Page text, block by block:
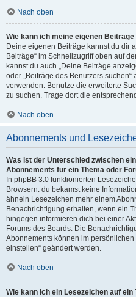
Nach oben
Wie kann ich meine eigenen
Deine eigenen Beiträge kannst du dir
Beiträge“ im Schnellzugriff oben auf
kannst du auch „Deine Beiträge
oder „Beiträge des Benutzers
verwenden. Benutze die erweiterte
zu suchen. Trage dort die
Nach oben
Abonnements und
Was ist der Unterschied zwischen
Abonnements für ein Thema oder
In phpBB 3.0 funktionierten
Browsern: du bekamst keine
ähneln Lesezeichen mehr einem
Benachrichtigung erhalten, wenn ein
hingegen informieren dich bei einer
Forums des Boards. Die
Abonnements können im
einstellen“ geändert werden.
Nach oben
Wie kann ich ein Lesezeichen auf